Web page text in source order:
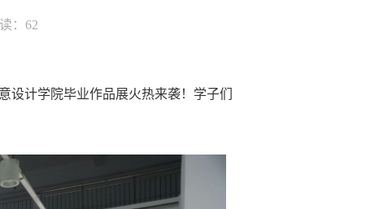
： 62
设计学院毕业作品展火热来袭！学子们